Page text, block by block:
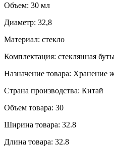
Объем: 30 мл
Диаметр: 32,8
Материал: стекло
Комплектация: стеклянная
Назначение товара: Хранение
Страна производства: Китай
Объем товара: 30
Ширина товара: 32.8
Длина товара: 32.8